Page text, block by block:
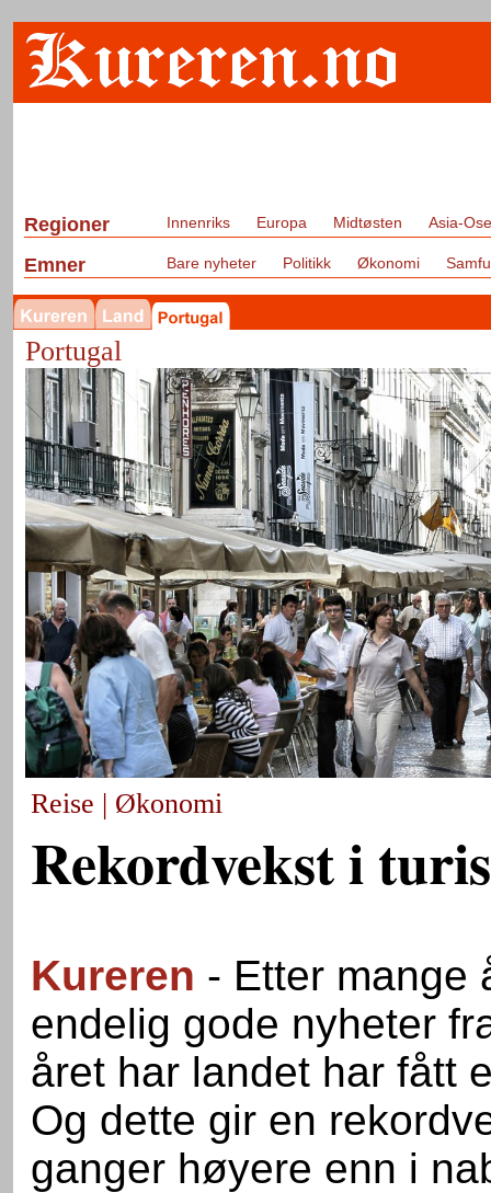
Regioner Innenriks Europa Midtøsten Asia-
Emner Bare nyheter Politikk Økonomi
Portugal
Reise | Økonomi
Rekordvekst i
Kureren - Etter mange
endelig gode nyheter
året har landet har fått
Og dette gir en
ganger høyere enn i